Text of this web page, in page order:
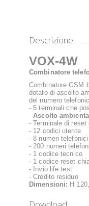
Descrizione
VOX-4W
Combinatore
Combinatore GSM
dotato di ascolto
del numero
- 5 terminali che
-Ascolto
- Terminale di reset
- 12 codici utente
- 8 numeri
- 200 numeri
- 1 codice tecnico
- 1 codice reset
- Invio life test
- Credito residuo
Dimensioni: H